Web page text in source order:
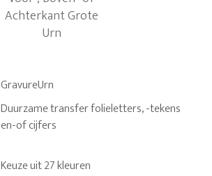
GravureUrn
Duurzame transfer folieletters, -tekens
en-of cijfers
Keuze uit 27 kleuren